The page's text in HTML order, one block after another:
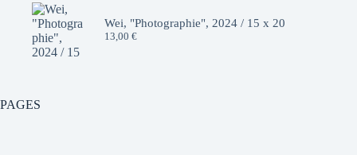
10,00 €.
7,00 €.
Wei, "Photographie", 2024 / 15 x 20
13,00 €
PAGES